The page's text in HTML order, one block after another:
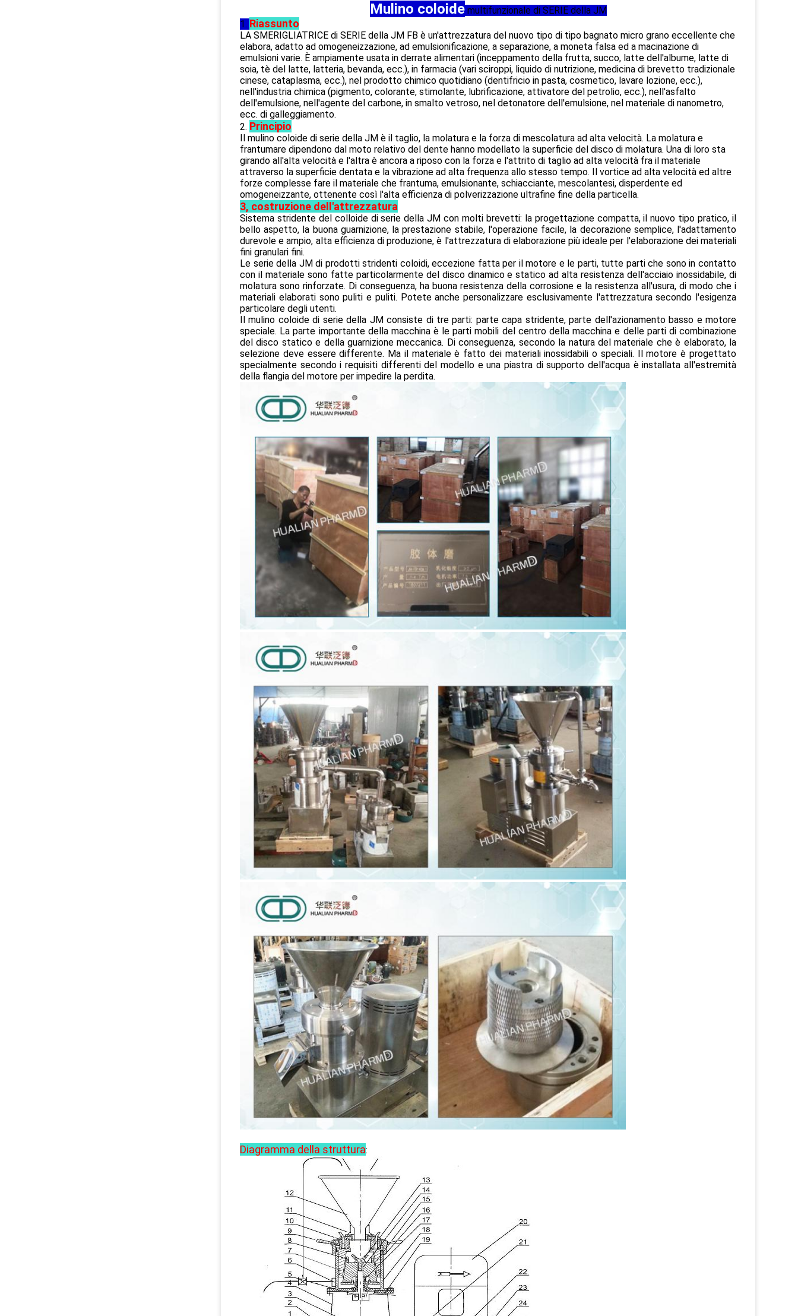
Mulino coloidemultifunzionale di SERIE della JM
1. Riassunto
LA SMERIGLIATRICE di SERIE della JM FB è un'attrezzatura del nuovo tipo di tipo bagnato micro grano eccellente che
elabora, adatto ad omogeneizzazione, ad emulsionificazione, a separazione, a moneta falsa ed a macinazione di
emulsioni varie. È ampiamente usata in derrate alimentari (inceppamento della frutta, succo, latte dell'albume, latte di
soia, tè del latte, latteria, bevanda, ecc.), in farmacia (vari sciroppi, liquido di nutrizione, medicina di brevetto tradizionale
cinese, cataplasma, ecc.), nel prodotto chimico quotidiano (dentifricio in pasta, cosmetico, lavare lozione, ecc.),
nell'industria chimica (pigmento, colorante, stimolante, lubrificazione, attivatore del petrolio, ecc.), nell'asfalto
dell'emulsione, nell'agente del carbone, in smalto vetroso, nel detonatore dell'emulsione, nel materiale di nanometro,
ecc. di galleggiamento.
2. Principio
Il mulino coloide di serie della JM è il taglio, la molatura e la forza di mescolatura ad alta velocità. La molatura e
frantumare dipendono dal moto relativo del dente hanno modellato la superficie del disco di molatura. Una di loro sta
girando all'alta velocità e l'altra è ancora a riposo con la forza e l'attrito di taglio ad alta velocità fra il materiale
attraverso la superficie dentata e la vibrazione ad alta frequenza allo stesso tempo. Il vortice ad alta velocità ed altre
forze complesse fare il materiale che frantuma, emulsionante, schiacciante, mescolantesi, disperdente ed
omogeneizzante, ottenente così l'alta efficienza di polverizzazione ultrafine fine della particella.
3, costruzione dell'attrezzatura
Sistema stridente del colloide di serie della JM con molti brevetti: la progettazione compatta, il nuovo tipo pratico, il
bello aspetto, la buona guarnizione, la prestazione stabile, l'operazione facile, la decorazione semplice, l'adattamento
durevole e ampio, alta efficienza di produzione, è l'attrezzatura di elaborazione più ideale per l'elaborazione dei materiali
fini granulari fini.
Le serie della JM di prodotti stridenti coloidi, eccezione fatta per il motore e le parti, tutte parti che sono in contatto
con il materiale sono fatte particolarmente del disco dinamico e statico ad alta resistenza dell'acciaio inossidabile, di
molatura sono rinforzate. Di conseguenza, ha buona resistenza della corrosione e la resistenza all'usura, di modo che i
materiali elaborati sono puliti e puliti. Potete anche personalizzare esclusivamente l'attrezzatura secondo l'esigenza
particolare degli utenti.
Il mulino coloide di serie della JM consiste di tre parti: parte capa stridente, parte dell'azionamento basso e motore
speciale. La parte importante della macchina è le parti mobili del centro della macchina e delle parti di combinazione
del disco statico e della guarnizione meccanica. Di conseguenza, secondo la natura del materiale che è elaborato, la
selezione deve essere differente. Ma il materiale è fatto dei materiali inossidabili o speciali. Il motore è progettato
specialmente secondo i requisiti differenti del modello e una piastra di supporto dell'acqua è installata all'estremità
della flangia del motore per impedire la perdita.
Diagramma della struttura: